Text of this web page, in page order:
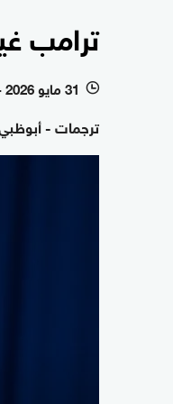
ترامب
l 31 مايو 2026 - 16:12 بتوقيت أبوظبي
ترجمات -